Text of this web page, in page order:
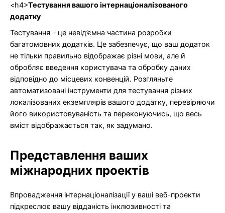
<h4>Тестування вашого інтернаціоналізованого
додатку
Тестування – це невід’ємна частина розробки
багатомовних додатків. Це забезпечує, що ваш додаток
не тільки правильно відображає різні мови, але й
обробляє введення користувача та обробку даних
відповідно до місцевих конвенцій. Розгляньте
автоматизовані інструменти для тестування різних
локалізованих екземплярів вашого додатку, перевіряючи
його використовуваність та переконуючись, що весь
вміст відображається так, як задумано.
Представлення ваших
міжнародних проектів
Впровадження інтернаціоналізації у ваші веб-проекти
підкреслює вашу відданість інклюзивності та